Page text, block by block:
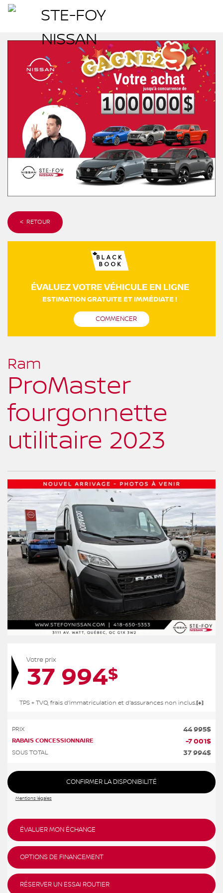
< RETOUR
ÉVALUEZ VOTRE VÉHICULE EN LIGNE
ESTIMATION GRATUITE ET IMMÉDIATE !
COMMENCER
Ram
ProMaster
fourgonnette
utilitaire 2023
Votre prix
37 994$
TPS + TVQ, frais d'immatriculation et d'assurances non inclus.
PRIX 44 995$
RABAIS CONCESSIONNAIRE -7 001$
SOUS TOTAL 37 994$
CONFIRMER LA DISPONIBILITÉ
Mentions légales
ÉVALUER MON ÉCHANGE
OPTIONS DE FINANCEMENT
RÉSERVER UN ESSAI ROUTIER